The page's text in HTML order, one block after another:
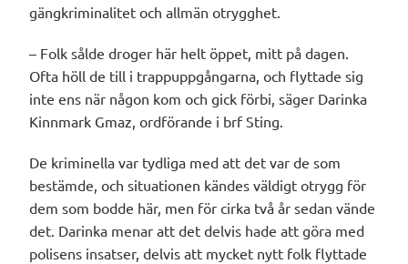
gängkriminalitet och allmän otrygghet.
– Folk sålde droger här helt öppet, mitt på dagen.
Ofta höll de till i trappuppgångarna, och flyttade sig
inte ens när någon kom och gick förbi, säger Darinka
Kinnmark Gmaz, ordförande i brf Sting.
De kriminella var tydliga med att det var de som
bestämde, och situationen kändes väldigt otrygg för
dem som bodde här, men för cirka två år sedan vände
det. Darinka menar att det delvis hade att göra med
polisens insatser, delvis att mycket nytt folk flyttade